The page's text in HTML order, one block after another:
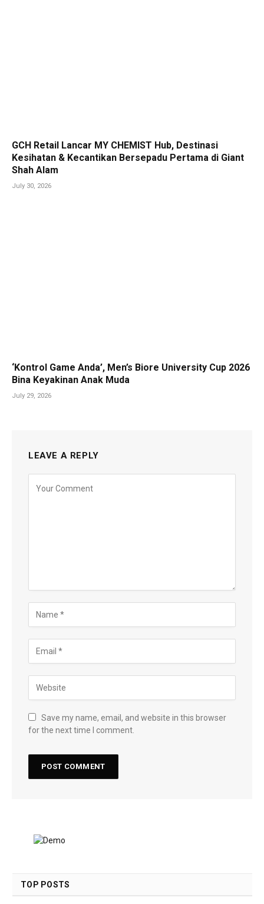
GCH Retail Lancar MY CHEMIST Hub, Destinasi
Kesihatan & Kecantikan Bersepadu Pertama di Giant
Shah Alam
July 30, 2026
‘Kontrol Game Anda’, Men’s Biore University Cup 2026
Bina Keyakinan Anak Muda
July 29, 2026
LEAVE A REPLY
Save my name, email, and website in this browser
for the next time I comment.
TOP POSTS